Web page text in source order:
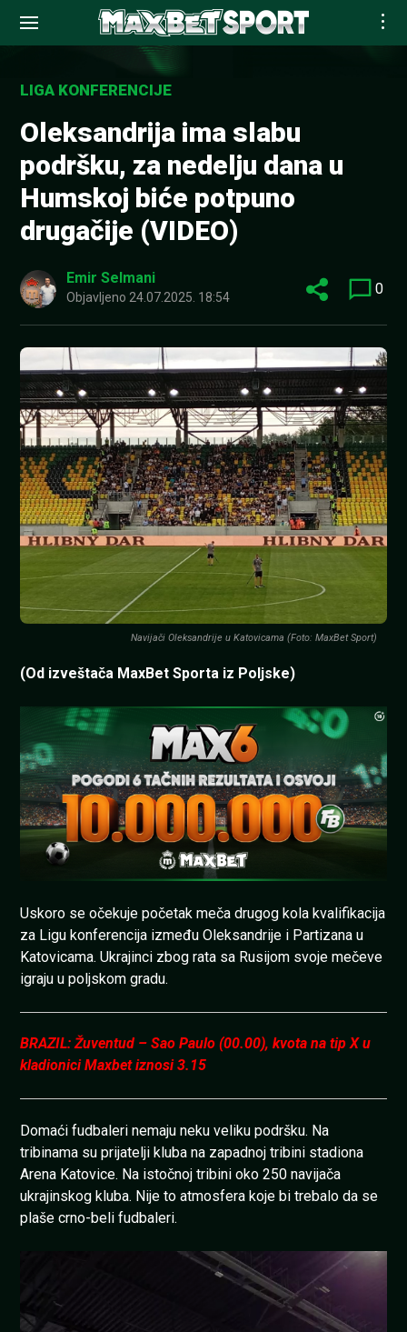
contentLIGA KONFERENCIJE
Oleksandrija ima slabu
podršku, za nedelju dana u
Humskoj biće potpuno
drugačije (VIDEO)
Emir Selmani
Objavljeno 24.07.2025. 18:54 0
Navijači Oleksandrije u Katovicama (Foto: MaxBet Sport)
(Od izveštača MaxBet Sporta iz Poljske)
Uskoro se očekuje početak meča drugog kola kvalifikacija
za Ligu konferencija između Oleksandrije i Partizana u
Katovicama. Ukrajinci zbog rata sa Rusijom svoje mečeve
igraju u poljskom gradu.
BRAZIL: Žuventud – Sao Paulo (00.00), kvota na tip X u
kladionici Maxbet iznosi 3.15
Domaći fudbaleri nemaju neku veliku podršku. Na
tribinama su prijatelji kluba na zapadnoj tribini stadiona
Arena Katovice. Na istočnoj tribini oko 250 navijača
ukrajinskog kluba. Nije to atmosfera koje bi trebalo da se
plaše crno-beli fudbaleri.
zapisa